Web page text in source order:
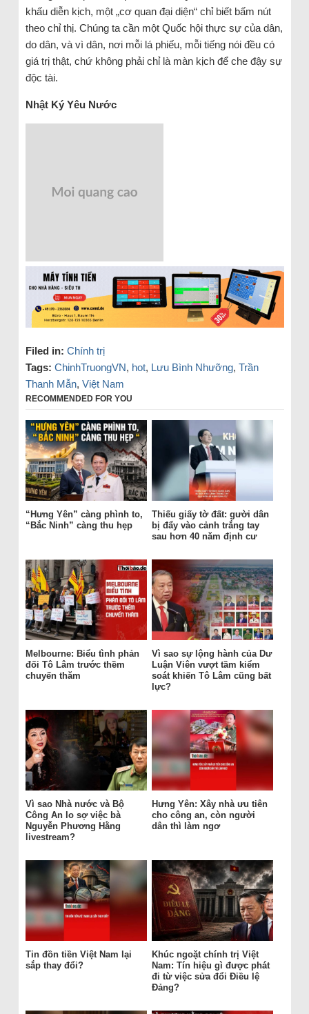
khấu diễn kịch, một „cơ quan đại diện“ chỉ biết bấm nút
theo chỉ thị. Chúng ta cần một Quốc hội thực sự của dân,
do dân, và vì dân, nơi mỗi lá phiếu, mỗi tiếng nói đều có
giá trị thật, chứ không phải chỉ là màn kịch để che đậy sự
độc tài.
Nhật Ký Yêu Nước
Filed in: Chính trị
Tags: ChinhTruongVN, hot, Lưu Bình Nhưỡng, Trần
Thanh Mẫn, Việt Nam
RECOMMENDED FOR YOU
“Hưng Yên” càng phình to,
“Bắc Ninh” càng thu hẹp
Thiếu giấy tờ đất: gười dân
bị đẩy vào cảnh trắng tay
sau hơn 40 năm định cư
Melbourne: Biểu tình phản
đối Tô Lâm trước thềm
chuyến thăm
Vì sao sự lộng hành của Dư
Luận Viên vượt tầm kiểm
soát khiến Tô Lâm cũng bất
lực?
Vì sao Nhà nước và Bộ
Công An lo sợ việc bà
Nguyễn Phương Hằng
livestream?
Hưng Yên: Xây nhà ưu tiên
cho công an, còn người
dân thì làm ngơ
Tin đồn tiền Việt Nam lại
sắp thay đổi?
Khúc ngoặt chính trị Việt
Nam: Tín hiệu gì được phát
đi từ việc sửa đổi Điều lệ
Đảng?